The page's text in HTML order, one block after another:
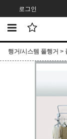
로그인
행거/시스템 폴행거 >